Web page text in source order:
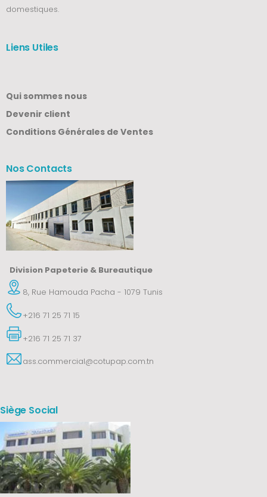
domestiques.
Liens Utiles
Qui sommes nous
Devenir client
Conditions Générales de Ventes
Nos Contacts
Division Papeterie & Bureautique
8, Rue Hamouda Pacha - 1079 Tunis
+216 71 25 71 15
+216 71 25 71 37
ass.commercial@cotupap.com.tn
Siège Social